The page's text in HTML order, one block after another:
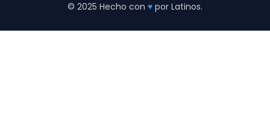
© 2025 Hecho con ♥ por Latinos.